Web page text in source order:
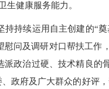
生健康服务能力。
持持续运用自主创建的“
问及调研对口帮扶工
政治过硬、技术精良的
政府及广大群众的好评